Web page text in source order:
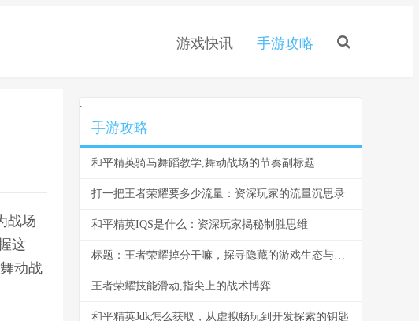
游戏快讯 手游攻略
战场
这
动战
.
手游攻略
和平精英骑马舞蹈教学,舞动战场的节奏副标题
打一把王者荣耀要多少流量：资深玩家的流量沉思录
和平精英IQS是什么：资深玩家揭秘制胜思维
标题：王者荣耀掉分干嘛，探寻隐藏的游戏生态与玩家心理
王者荣耀技能滑动,指尖上的战术博弈
和平精英Jdk怎么获取，从虚拟畅玩到开发探索的钥匙